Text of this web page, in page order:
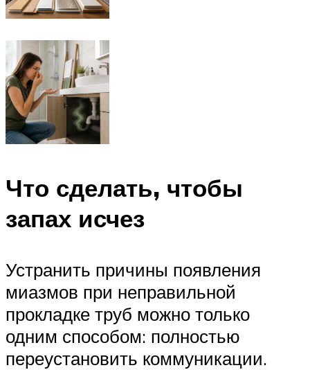
Что сделать, чтобы
запах исчез
Устранить причины появления
миазмов при неправильной
прокладке труб можно только
одним способом: полностью
переустановить коммуникации.